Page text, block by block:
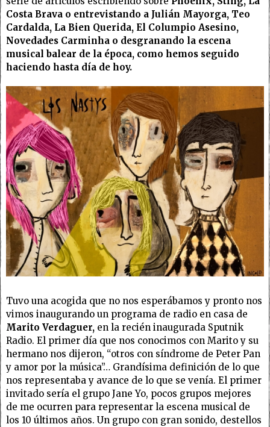
Costa Brava o entrevistando a Julián Mayorga, Teo
Cardalda, La Bien Querida, El Columpio Asesino,
Novedades Carminha o desgranando la escena
musical balear de la época, como hemos seguido
haciendo hasta día de hoy.
Tuvo una acogida que no nos esperábamos y pronto nos
vimos inaugurando un programa de radio en casa de
Marito Verdaguer, en la recién inaugurada Sputnik
Radio. El primer día que nos conocimos con Marito y su
hermano nos dijeron, “otros con síndrome de Peter Pan
y amor por la música”… Grandísima definición de lo que
nos representaba y avance de lo que se venía. El primer
invitado sería el grupo Jane Yo, pocos grupos mejores
de me ocurren para representar la escena musical de
los 10 últimos años. Un grupo con gran sonido, destellos